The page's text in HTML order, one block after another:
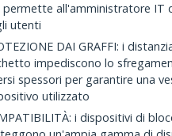
permette all'amministratore IT
utenti
DAI GRAFFI: i
impediscono lo
spessori per garantire una
utilizzato
i dispositivi di